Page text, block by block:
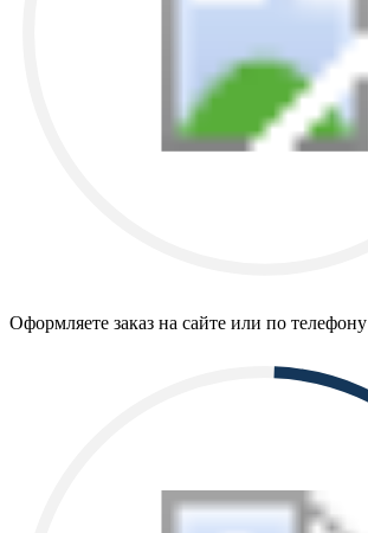
Оформляете заказ на сайте или по телефону